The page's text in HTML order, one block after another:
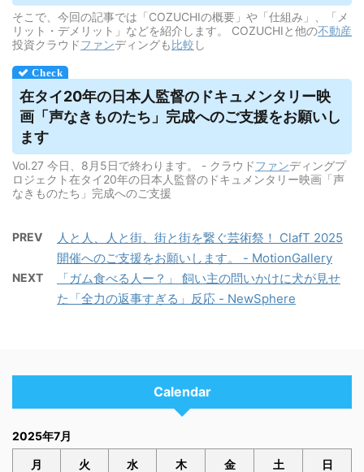
そこで、今回の記事では「COZUCHIの概要」や「仕組み」、「メ
リット・デメリット」などを紹介します。 COZUCHIと他の不動産
投資クラウドファンディングも比較 し
在タイ20年の日本人監督のドキュメンタリー映
画「声なきものたち」完成へのご支援をお願いし
ます
Vol.27 今日、8月5日で終わります。 - クラウドファンディングプ
ロジェクト在タイ20年の日本人監督のドキュメンタリー映画「声
なきものたち」完成へのご支援
PREV
人と人、人と街、街と街を繋ぐ芸術祭！ ClafT 2025
開催へのご支援をお願いします。 - MotionGallery
NEXT
「ガム食べる人ー？」 飼い主の問いかけに犬が見せ
た「全力の返事すぎる」反応 - NewSphere
Calendar
2025年7月
月 火 水 木 金 土 日